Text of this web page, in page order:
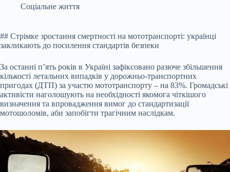
Соціальне життя
## Стрімке зростання смертності на мототранспорті: українці
закликають до посилення стандартів безпеки
За останні п’ять років в Україні зафіксовано разюче збільшення
кількості летальних випадків у дорожньо-транспортних
пригодах (ДТП) за участю мототранспорту – на 83%. Громадські
активісти наголошують на необхідності якомога чіткішого
визначення та впровадження вимог до стандартизації
мотошоломів, аби запобігти трагічним наслідкам.